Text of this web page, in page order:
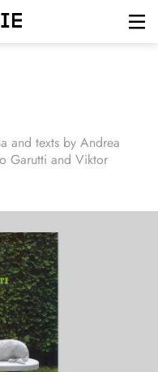
and texts by Andrea
Garutti and Viktor